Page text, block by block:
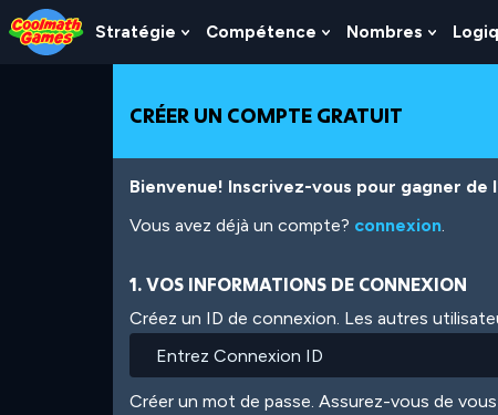
Skip
to
Top
Skip
to
Navigation
Skip
to
Main
Skip
to
Footer
Aller
au
contenu
Stratégie
Show
Submenu
Stratégie
Compétence
Show
Submenu
Compétence
Nombres
Show
CRÉER UN COMPTE GRATUIT
Bienvenue! Inscrivez-vous pour gagner
Vous avez déjà un compte? connexion.
1. VOS INFORMATIONS DE CONNEXION
Créez un ID de connexion. Les autres
Créer un mot de passe. Assurez-vous de